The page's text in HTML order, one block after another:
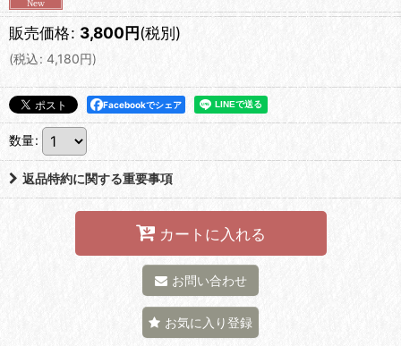
販売価格: 3,800円(税別)
(税込: 4,180円)
Facebookでシェア
数量:
返品特約に関する重要事項
カートに入れる
お問い合わせ
お気に入り登録